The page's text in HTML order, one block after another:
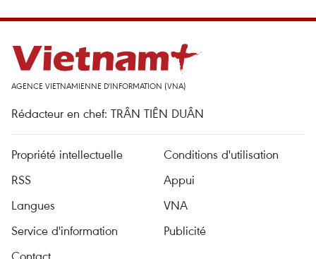
AGENCE VIETNAMIENNE D'INFORMATION (VNA)
Rédacteur en chef: TRÂN TIÊN DUÂN
Propriété intellectuelle
Conditions d'utilisation
RSS
Appui
Langues
VNA
Service d'information
Publicité